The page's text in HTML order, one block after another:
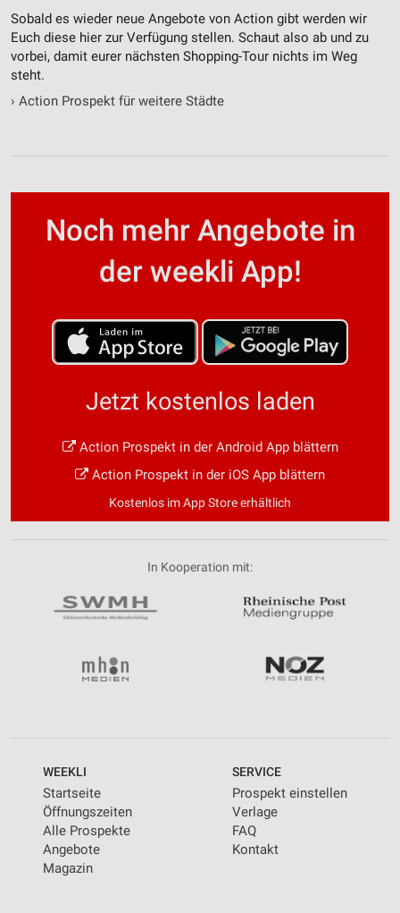
Sobald es wieder neue Angebote von Action gibt werden wir
Euch diese hier zur Verfügung stellen. Schaut also ab und zu
vorbei, damit eurer nächsten Shopping-Tour nichts im Weg
steht.
› Action Prospekt für weitere Städte
Noch mehr Angebote in
der weekli App!
Jetzt kostenlos laden
Action Prospekt in der Android App blättern
Action Prospekt in der iOS App blättern
Kostenlos im App Store erhältlich
In Kooperation mit:
WEEKLI
Startseite
Öffnungszeiten
Alle Prospekte
Angebote
Magazin
SERVICE
Prospekt einstellen
Verlage
FAQ
Kontakt